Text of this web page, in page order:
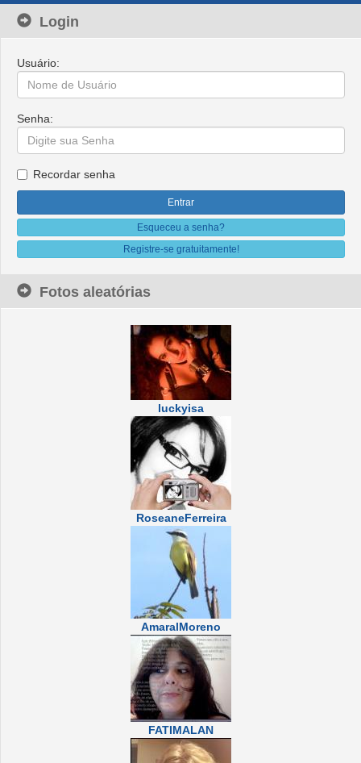
Login
Usuário:
Senha:
Recordar senha
Esqueceu a senha?
Registre-se gratuitamente!
Fotos aleatórias
luckyisa
RoseaneFerreira
AmaralMoreno
FATIMALAN